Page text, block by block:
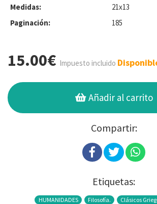
Medidas:
21x13
Paginación:
185
15.00€ Impuesto incluido
Añadir al carrito
Compartir:
Etiquetas:
HUMANIDADES Filosofía. Clásicos